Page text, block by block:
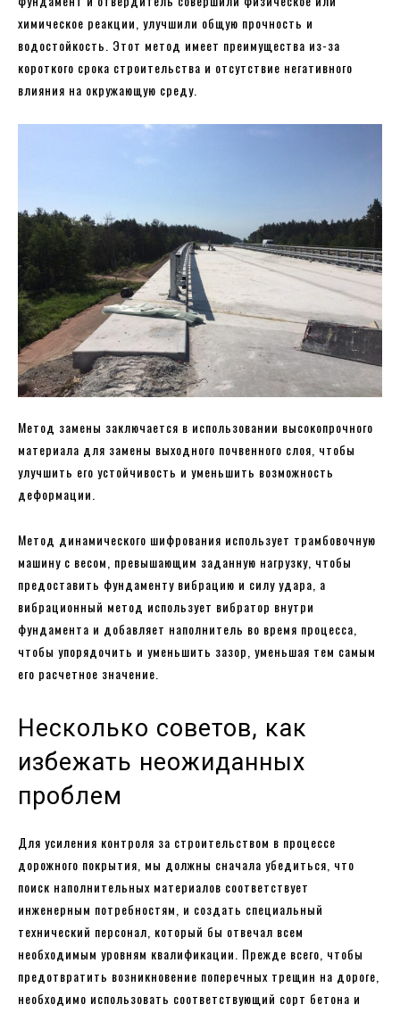
химическое реакции, улучшили общую прочность и
водостойкость. Этот метод имеет преимущества из-за
короткого срока строительства и отсутствие негативного
влияния на окружающую среду.
Метод замены заключается в использовании высокопрочного
материала для замены выходного почвенного слоя, чтобы
улучшить его устойчивость и уменьшить возможность
деформации.
Метод динамического шифрования использует трамбовочную
машину с весом, превышающим заданную нагрузку, чтобы
предоставить фундаменту вибрацию и силу удара, а
вибрационный метод использует вибратор внутри
фундамента и добавляет наполнитель во время процесса,
чтобы упорядочить и уменьшить зазор, уменьшая тем самым
его расчетное значение.
Несколько советов, как
избежать неожиданных
проблем
Для усиления контроля за строительством в процессе
дорожного покрытия, мы должны сначала убедиться, что
поиск наполнительных материалов соответствует
инженерным потребностям, и создать специальный
технический персонал, который бы отвечал всем
необходимым уровням квалификации. Прежде всего, чтобы
предотвратить возникновение поперечных трещин на дороге,
необходимо использовать соответствующий сорт бетона и